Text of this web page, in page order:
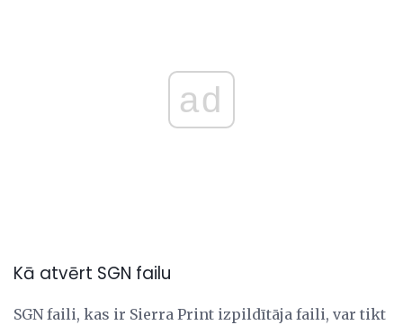
ad
Kā atvērt SGN failu
SGN faili, kas ir Sierra Print izpildītāja faili, var tikt